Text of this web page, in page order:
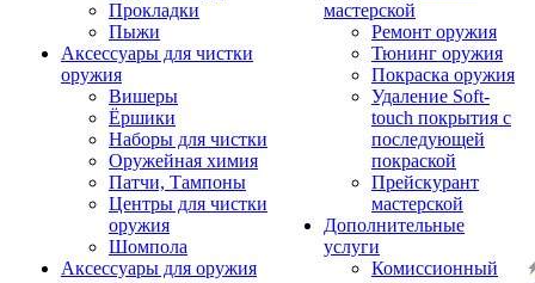
Прокладки
Пыжи
Аксессуары для чистки
оружия
Вишеры
Ёршики
Наборы для чистки
Оружейная химия
Патчи, Тампоны
Центры для чистки
оружия
Шомпола
Аксессуары для оружия
мастерской
Ремонт оружия
Тюнинг оружия
Покраска оружия
Удаление Soft-
touch покрытия с
последующей
покраской
Прейскурант
мастерской
Дополнительные
услуги
Комиссионный